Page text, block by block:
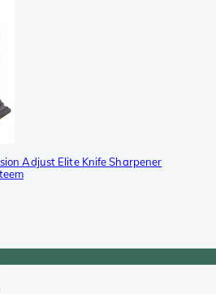
Adjust Elite Knife Sharpener